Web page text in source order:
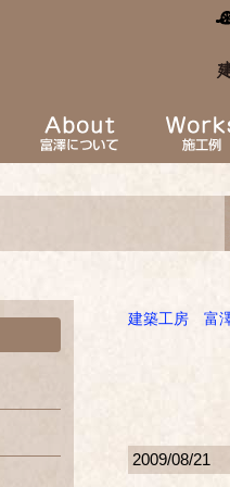
建築工房 富
2009/08/21